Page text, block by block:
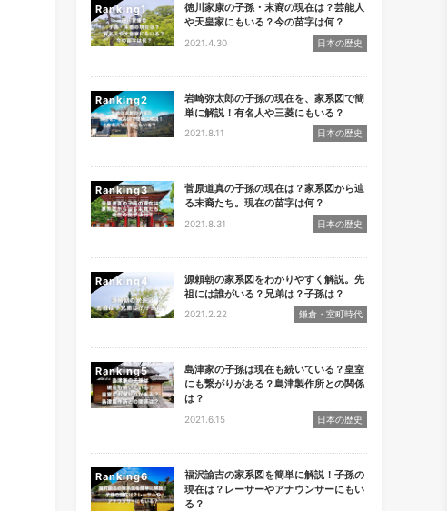
Ranking
徳川家康の子孫・末裔の現在は？芸能人
や天皇家にもいる？今の苗字は何？
2021.4.30 日本の歴史
Ranking
岩崎弥太郎の子孫の現在を、家系図で簡
単に解説！有名人や三菱にもいる？
2021.8.11 日本の歴史
Ranking
菅原道真の子孫の現在は？家系図から辿
る末裔たち。現在の苗字は何？
2021.8.31 日本の歴史
Ranking
源頼朝の家系図をわかりやすく解説。先
祖には誰がいる？兄弟は？子孫は？
2021.2.22 鎌倉・室町時代
Ranking
島津家の子孫は現在も続いている？皇室
にも繋がりがある？島津製作所との関係
は？
2021.6.15 日本の歴史
Ranking
福沢諭吉の家系図を簡単に解説！子孫の
現在は？レーサーやアナウンサーにもい
る？